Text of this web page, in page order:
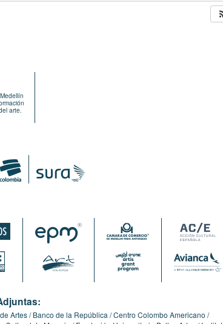
arte.
Artes Banco de la República Centro Colombo Americano